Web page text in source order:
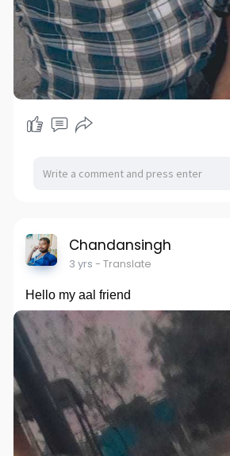
Chandansingh
3 yrs - Translate
Hello my aal friend